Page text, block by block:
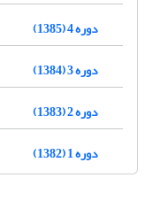
دوره 4 (1385)
دوره 3 (1384)
دوره 2 (1383)
دوره 1 (1382)